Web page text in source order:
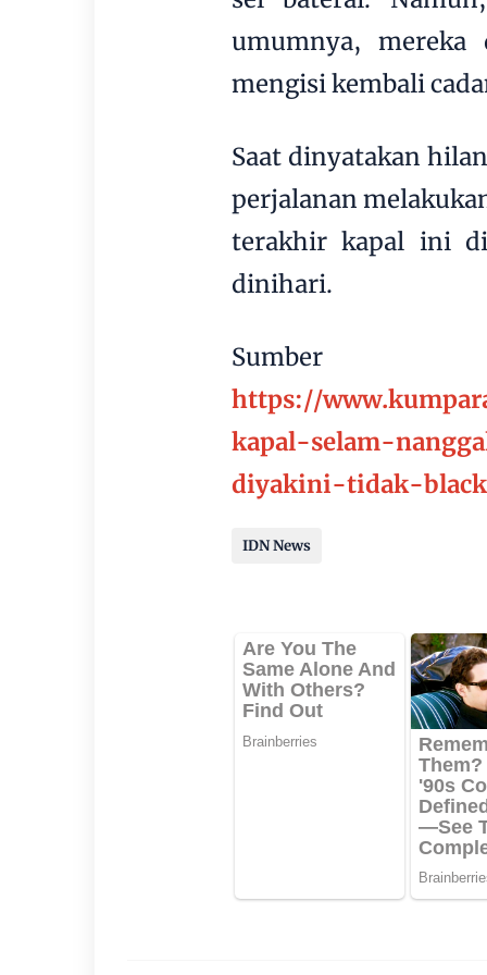
umumnya,
mengisi kembali
Saat dinyatakan
perjalanan
terakhir kapal ini
dinihari.
Sumber
https://
kapal-selam-
diyakini-tidak-
IDN News